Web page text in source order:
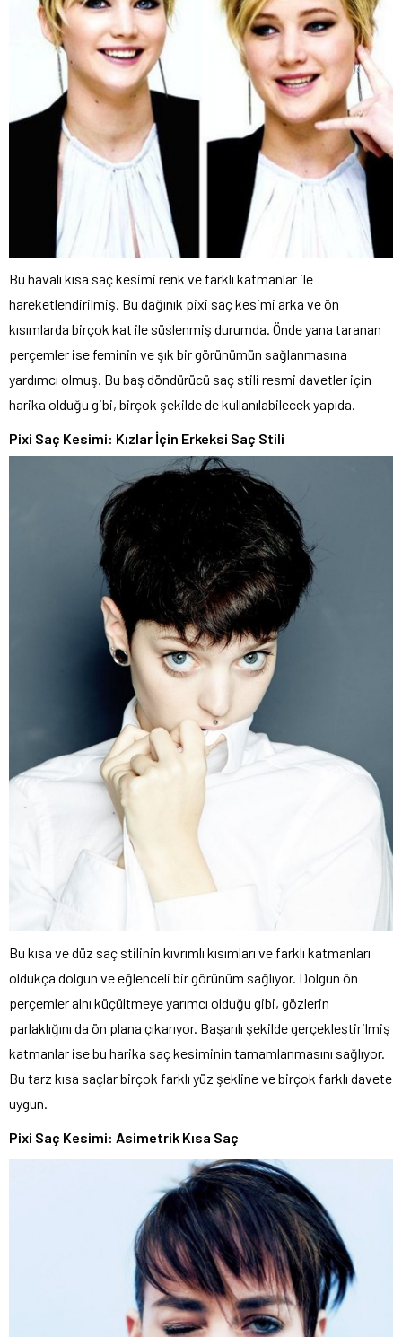
Bu havalı kısa saç kesimi renk ve farklı katmanlar ile
hareketlendirilmiş. Bu dağınık pixi saç kesimi arka ve ön
kısımlarda birçok kat ile süslenmiş durumda. Önde yana taranan
perçemler ise feminin ve şık bir görünümün sağlanmasına
yardımcı olmuş. Bu baş döndürücü saç stili resmi davetler için
harika olduğu gibi, birçok şekilde de kullanılabilecek yapıda.
Pixi Saç Kesimi: Kızlar İçin Erkeksi Saç Stili
Bu kısa ve düz saç stilinin kıvrımlı kısımları ve farklı katmanları
oldukça dolgun ve eğlenceli bir görünüm sağlıyor. Dolgun ön
perçemler alnı küçültmeye yarımcı olduğu gibi, gözlerin
parlaklığını da ön plana çıkarıyor. Başarılı şekilde gerçekleştirilmiş
katmanlar ise bu harika saç kesiminin tamamlanmasını sağlıyor.
Bu tarz kısa saçlar birçok farklı yüz şekline ve birçok farklı davete
uygun.
Pixi Saç Kesimi: Asimetrik Kısa Saç